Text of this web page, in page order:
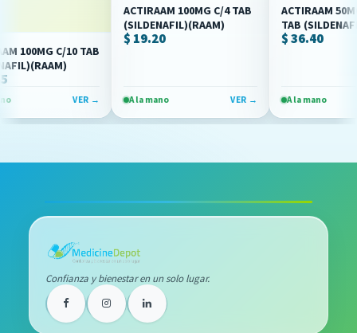
C/10 TAB
VER →
ACTIRAAM 100MG C/4 TAB
(SILDENAFIL)(RAAM)
$ 19.20
A la mano VER →
ACTIRAAM 50MG
TAB
$ 36.40
A la mano
Confianza y bienestar en un solo lugar.